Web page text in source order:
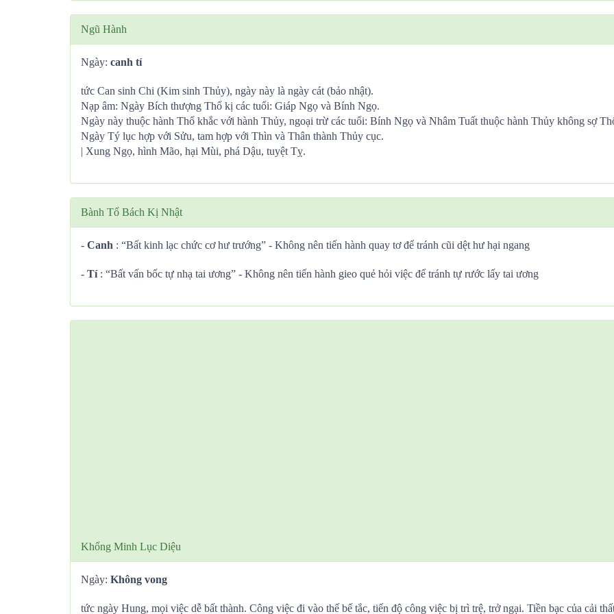
Ngũ Hành
Ngày: canh tí
tức Can sinh Chi (Kim sinh Thủy), ngày này là ngày cát (bảo nhật).
Nạp âm: Ngày Bích thượng Thổ kị các tuổi: Giáp Ngọ và Bính Ngọ.
Ngày này thuộc hành Thổ khắc với hành Thủy, ngoại trừ các tuổi: Bính Ngọ và Nhâm Tuất thuộc hành Thủy không sợ
Ngày Tý lục hợp với Sửu, tam hợp với Thìn và Thân thành Thủy cục.
| Xung Ngọ, hình Mão, hại Mùi, phá Dậu, tuyệt Tỵ.
Bành Tổ Bách Kị Nhật
- Canh : “Bất kinh lạc chức cơ hư trướng” - Không nên tiến hành quay tơ để tránh cũi dệt hư hại ngang
- Tí: “Bất vấn bốc tự nhạ tai ương” - Không nên tiến hành gieo quẻ hỏi việc để tránh tự rước lấy tai ương
Khổng Minh Lục Diệu
Ngày: Không vong
tức ngày Hung, mọi việc dễ bất thành. Công việc đi vào thế bế tắc, tiến độ công việc bị trì trệ, trở ngại. Tiền bạc của cải